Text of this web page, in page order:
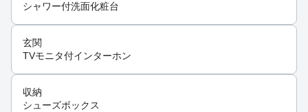
シャワー付洗面化粧台
玄関
TVモニタ付インターホン
収納
シューズボックス